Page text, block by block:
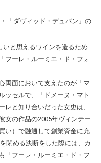
「ダヴィッド・デュバン」の
いと思えるワインを造るため
フーレ・ルーミエ・ド・フォ
両面において支えたのが「マ
ッセルで、「ドメーヌ・マト
レと知り合いだった女史は、
女の作品の2005年ヴィンテー
い）で融通して創業資金に充
閉める決断をした際には、カ
「フーレ・ルーミエ・ド・フ